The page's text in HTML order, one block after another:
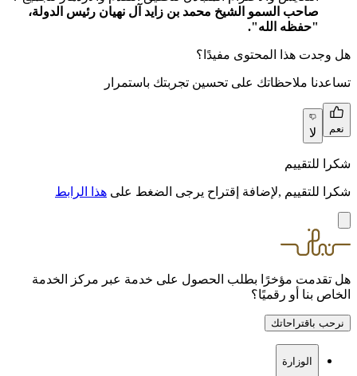
صاحب السمو الشيخ محمد بن زايد آل نهيان رئيس الدولة،
"حفظه الله".
هل وجدت هذا المحتوى مفيدًا؟
تساعدنا ملاحظاتك على تحسين تجربتك باستمرار
نعم لا
شكرا للتقييم
شكرا للتقييم ,لإضافة إقتراح يرجى الضغط على هذا الرابط
هل تقدمت مؤخرًا بطلب الحصول على خدمة عبر مركز الخدمة
الخاص بنا أو رقميًا؟
نرحب باقتراحاتك
الوزارة